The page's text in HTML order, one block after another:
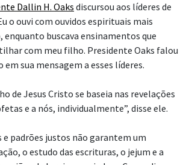
Dallin H. Oaks discursou aos líderes de
o ouvi com ouvidos espirituais mais
enquanto buscava ensinamentos que
com meu filho. Presidente Oaks falou
sua mensagem a esses líderes.
de Jesus Cristo se baseia nas revelações
e a nós, individualmente”, disse ele.
padrões justos não garantem um
o estudo das escrituras, o jejum e a